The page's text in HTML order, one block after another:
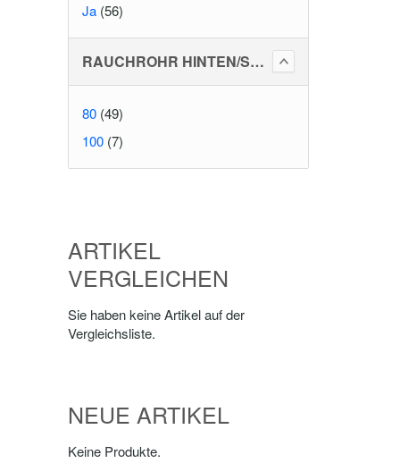
Ja (56)
RAUCHROHR HINTEN/SEITLICH
80 (49)
100 (7)
ARTIKEL
VERGLEICHEN
Sie haben keine Artikel auf der
Vergleichsliste.
NEUE ARTIKEL
Keine Produkte.